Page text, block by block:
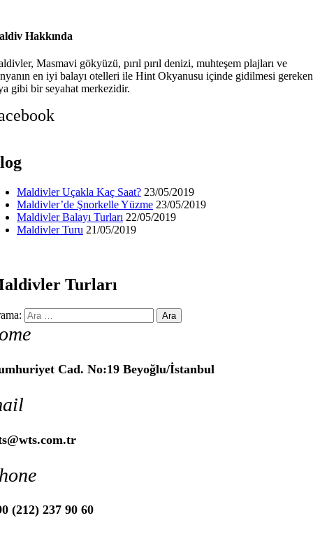
Hakkında
Masmavi gökyüzü, pırıl pırıl denizi, muhteşem plajları ve
en iyi balayı otelleri ile Hint Okyanusu içinde gidilmesi gereken
gibi bir seyahat merkezidir.
Maldivler Uçakla Kaç Saat? 23/05/2019
Maldivler’de Şnorkelle Yüzme 23/05/2019
Maldivler Balayı Turları 22/05/2019
Maldivler Turu 21/05/2019
Turları
Cad. No:19 Beyoğlu/İstanbul
(212) 237 90 60